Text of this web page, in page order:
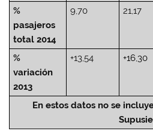
%
pasajeros
total 2014
9,70 21,17
%
variación
2013
+13,54 +16,30
En estos datos no se